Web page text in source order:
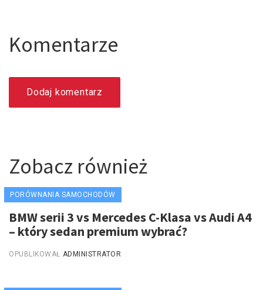
Komentarze
Dodaj komentarz
Zobacz również
PORÓWNANIA SAMOCHODÓW
BMW serii 3 vs Mercedes C-Klasa vs Audi A4
– który sedan premium wybrać?
OPUBLIKOWAŁ ADMINISTRATOR